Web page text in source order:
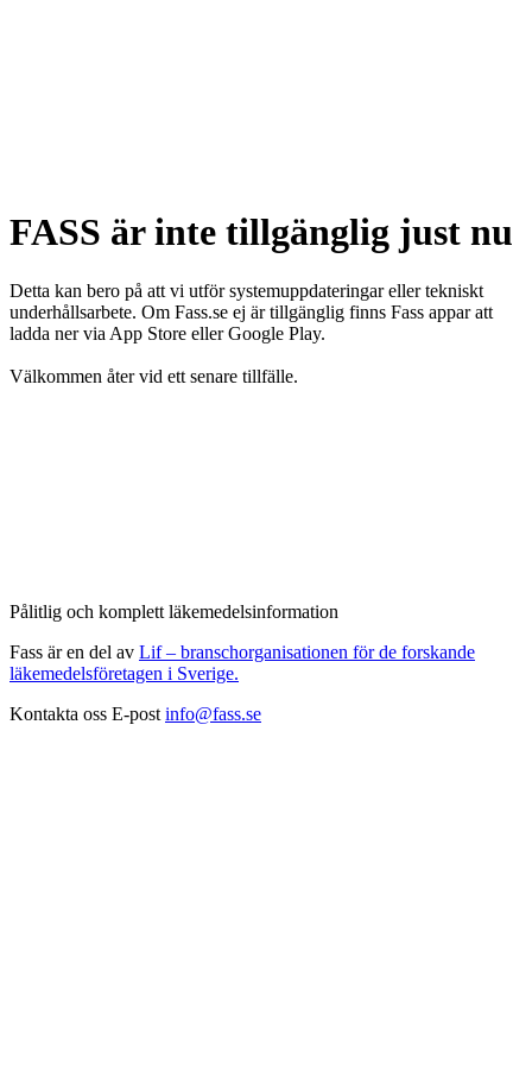
FASS är inte tillgänglig just nu
Detta kan bero på att vi utför systemuppdateringar eller tekniskt
underhållsarbete. Om Fass.se ej är tillgänglig finns Fass appar att
ladda ner via App Store eller Google Play.
Välkommen åter vid ett senare tillfälle.
Pålitlig och komplett läkemedelsinformation
Fass är en del av Lif – branschorganisationen för de forskande
läkemedelsföretagen i Sverige.
Kontakta oss E-post info@fass.se